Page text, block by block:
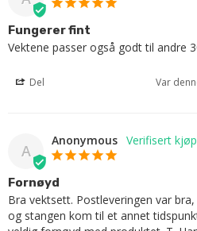
Fungerer fint
Vektene passer også godt til andre
Del Var
A
Anonymous
Fornøyd
Bra vektsett. Postleveringen var
og stangen kom til et annet